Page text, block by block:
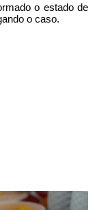
o estado de
o caso.